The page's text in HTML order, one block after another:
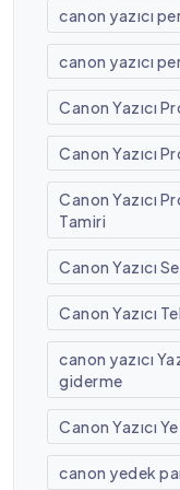
canon yazıcı
canon yazıcı
Canon Yazıcı
Canon Yazıcı
Canon Yazıcı
Tamiri
Canon Yazıcı
Canon Yazıcı
canon yazıcı
giderme
Canon Yazıcı
canon yedek